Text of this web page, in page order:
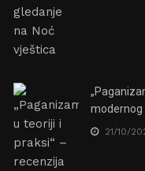
modernog
21/10/